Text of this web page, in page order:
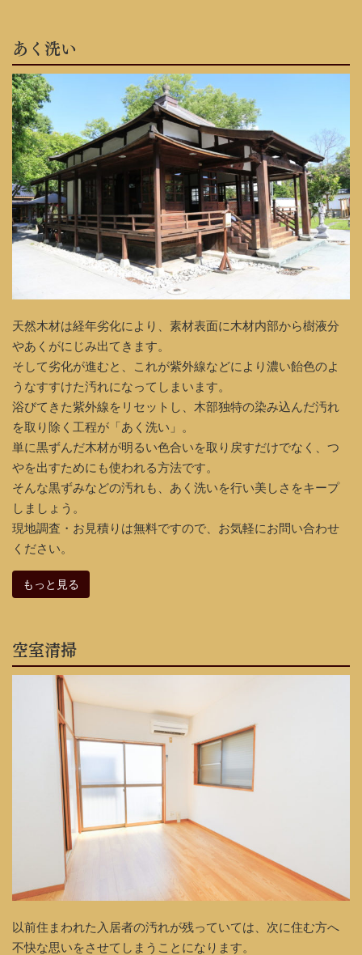
あく洗い
天然木材は経年劣化により、素材表面に木材内部から樹液分
やあくがにじみ出てきます。
そして劣化が進むと、これが紫外線などにより濃い飴色のよ
うなすすけた汚れになってしまいます。
浴びてきた紫外線をリセットし、木部独特の染み込んだ汚れ
を取り除く工程が「あく洗い」。
単に黒ずんだ木材が明るい色合いを取り戻すだけでなく、つ
やを出すためにも使われる方法です。
そんな黒ずみなどの汚れも、あく洗いを行い美しさをキープ
しましょう。
現地調査・お見積りは無料ですので、お気軽にお問い合わせ
ください。
もっと見る
空室清掃
以前住まわれた入居者の汚れが残っていては、次に住む方へ
不快な思いをさせてしまうことになります。